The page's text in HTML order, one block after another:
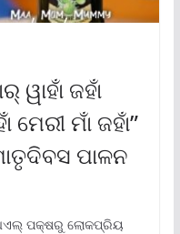
ୱାହାଁ ଜହାଁ
ମାଁ ଜହାଁ”
ପାଳନ
ପକ୍ଷରୁ ଲୋକପ୍ରିୟ